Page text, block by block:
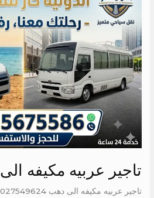
تاجير عربيه مكيفه
مكيفه
الى
دهب